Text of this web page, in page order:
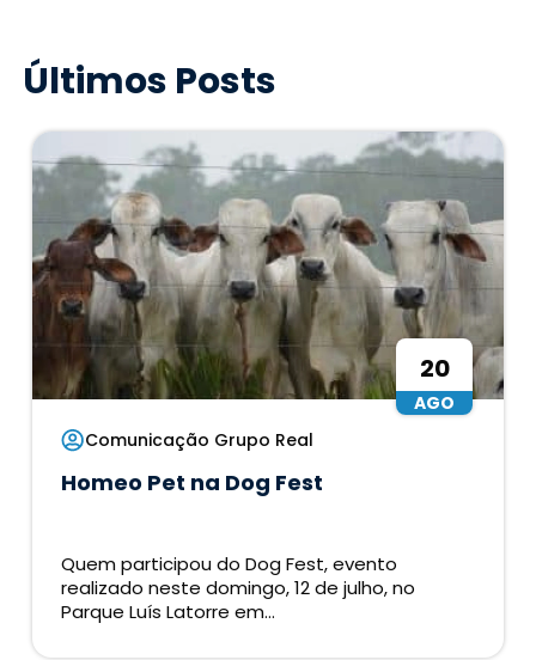
Últimos Posts
20
AGO
Comunicação Grupo Real
Homeo Pet na Dog Fest
Quem participou do Dog Fest, evento
realizado neste domingo, 12 de julho, no
Parque Luís Latorre em...